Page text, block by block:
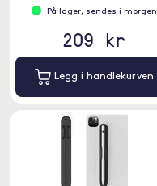
På lager, sendes i morgen
209 kr
Legg i handlekurven